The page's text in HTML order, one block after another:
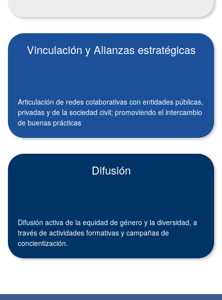
Vinculación y Alianzas estratégicas
Articulación de redes colaborativas con entidades públicas,
privadas y de la sociedad civil; promoviendo el intercambio
de buenas prácticas
Difusión
Difusión activa de la equidad de género y la diversidad, a
través de actividades formativas y campañas de
concientización.